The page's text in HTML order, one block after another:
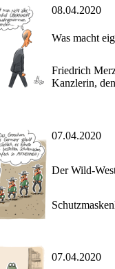
08.04.2020
Was macht
Friedrich
Kanzlerin,
07.04.2020
Der Wild-
07.04.2020